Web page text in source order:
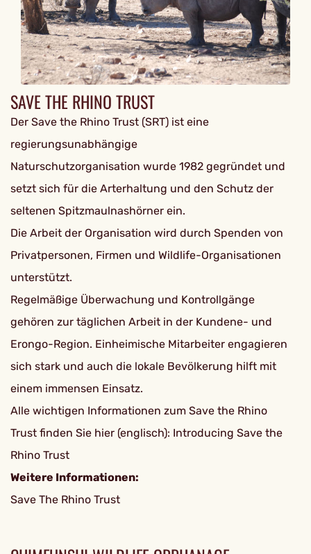
SAVE THE RHINO TRUST
Der Save the Rhino Trust (SRT) ist eine
regierungsunabhängige
Naturschutzorganisation wurde 1982 gegründet und
setzt sich für die Arterhaltung und den Schutz der
seltenen Spitzmaulnashörner ein.
Die Arbeit der Organisation wird durch Spenden von
Privatpersonen, Firmen und Wildlife-Organisationen
unterstützt.
Regelmäßige Überwachung und Kontrollgänge
gehören zur täglichen Arbeit in der Kundene- und
Erongo-Region. Einheimische Mitarbeiter engagieren
sich stark und auch die lokale Bevölkerung hilft mit
einem immensen Einsatz.
Alle wichtigen Informationen zum Save the Rhino
Trust finden Sie hier (englisch): Introducing Save the
Rhino Trust
Weitere Informationen:
Save The Rhino Trust